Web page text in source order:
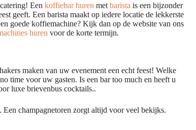
Een koffiebar huren met barista is een bijzonder
geeft. Een barista maakt op iedere locatie de lekkerste
goede koffiemachine? Kijk dan op de website van ons
huren voor de korte termijn.
maken van uw evenement een echt feest! Welke
time voor uw gasten. Is een bar too much en heeft u
luxe brievenbus cocktails..
Een champagnetoren zorgt altijd voor veel bekijks.